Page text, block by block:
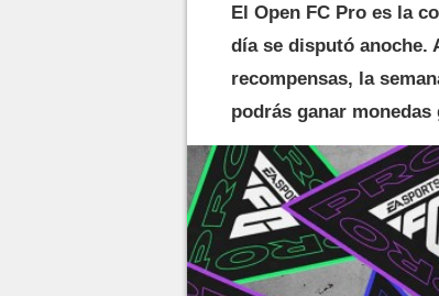
El Open FC Pro es la
día se disputó anoche.
recompensas, la
podrás ganar